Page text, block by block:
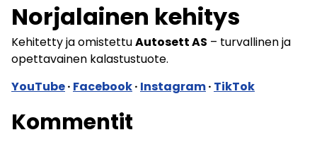
Norjalainen kehitys
Kehitetty ja omistettuAutosett AS – turvallinen ja
opettavainen kalastustuote.
YouTube· Facebook· Instagram· TikTok
Kommentit